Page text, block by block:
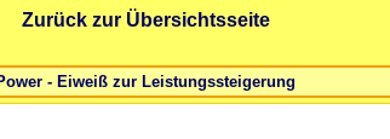
Zurück zur Übersichtsseite
- Eiweiß zur Leistungssteigerung